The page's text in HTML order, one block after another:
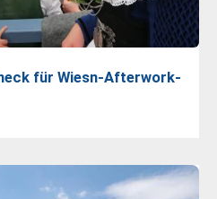
für Wiesn-Afterwork-